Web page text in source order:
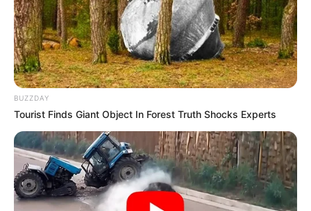
BUZZDAY
Tourist Finds Giant Object In Forest Truth Shocks Experts